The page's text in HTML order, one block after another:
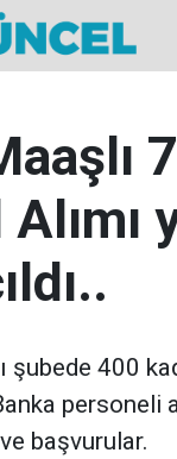
şubede 400
başvurular.